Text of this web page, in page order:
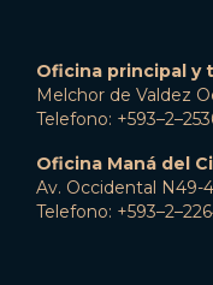
Oficina principal y
Melchor de Valdez
Telefono:
Oficina Maná del
Av. Occidental N49-
Telefono: